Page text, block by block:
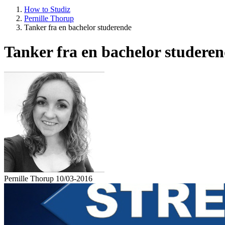
How to Studiz
Pernille Thorup
Tanker fra en bachelor studerende
Tanker fra en bachelor
Pernille Thorup 10/03-2016